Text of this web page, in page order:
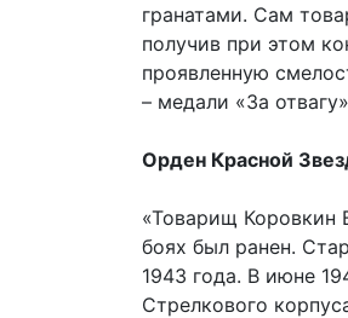
гранатами. Сам
получив при этом
проявленную
– медали «За
Орден Красной
«Товарищ Коровкин
боях был ранен.
1943 года. В июне
Стрелкового